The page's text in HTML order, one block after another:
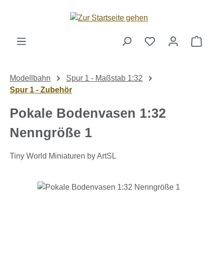
Zum Hauptinhalt springen
Modellbahn
Spur 1 - Maßstab 1:32
Spur 1 - Zubehör
Pokale Bodenvasen 1:32
Nenngröße 1
Tiny World Miniaturen by ArtSL
Bildergalerie überspringen